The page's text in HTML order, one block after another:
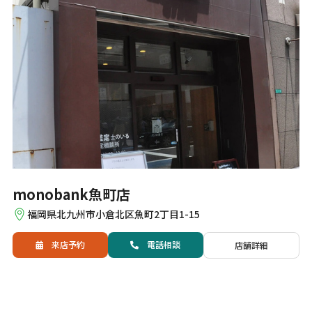
monobank魚町店
福岡県北九州市小倉北区魚町2丁目1-15
来店予約 電話相談 店舗詳細